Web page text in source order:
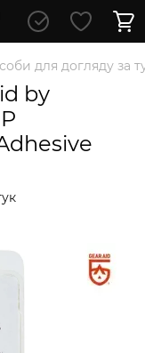
для догляду
by